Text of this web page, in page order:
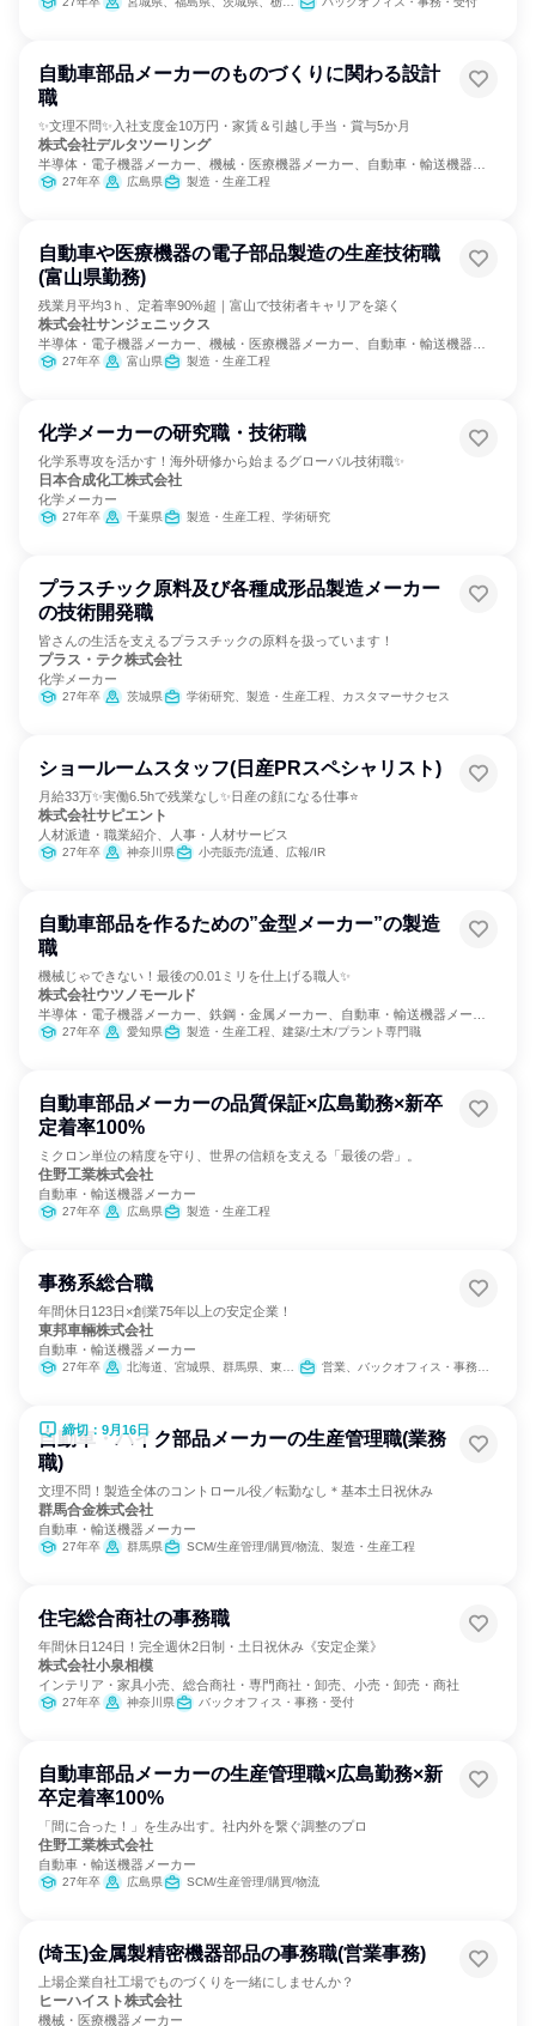
自動車部品メーカーのものづくりに関わる設計
職
✨文理不問✨入社支度金10万円・家賃＆引越し手当・賞与5か月
株式会社デルタツーリング
半導体・電子機器メーカー、機械・医療機器メーカー、自動車・輸送機器メ
ーカー27年卒 広島県 製造・生産工程
自動車や医療機器の電子部品製造の生産技術職
(富山県勤務)
残業月平均3ｈ、定着率90%超｜富山で技術者キャリアを築く
株式会社サンジェニックス
半導体・電子機器メーカー、機械・医療機器メーカー、自動車・輸送機器メ
ーカー27年卒 富山県 製造・生産工程
化学メーカーの研究職・技術職
化学系専攻を活かす！海外研修から始まるグローバル技術職✨
日本合成化工株式会社
化学メーカー
27年卒 千葉県 製造・生産工程、学術研究
プラスチック原料及び各種成形品製造メーカー
の技術開発職
皆さんの生活を支えるプラスチックの原料を扱っています！
プラス・テク株式会社
化学メーカー
27年卒 茨城県 学術研究、製造・生産工程、カスタマーサクセス
ショールームスタッフ(日産PRスペシャリスト)
月給33万✨実働6.5hで残業なし✨日産の顔になる仕事⭐
株式会社サピエント
人材派遣・職業紹介、人事・人材サービス
27年卒 神奈川県 小売販売/流通、広報/IR
自動車部品を作るための”金型メーカー”の製造
職
機械じゃできない！最後の0.01ミリを仕上げる職人✨
株式会社ウツノモールド
半導体・電子機器メーカー、鉄鋼・金属メーカー、自動車・輸送機器メーカ
ー
27年卒 愛知県 製造・生産工程、建築/土木/プラント専門職
自動車部品メーカーの品質保証×広島勤務×新卒
定着率100%
ミクロン単位の精度を守り、世界の信頼を支える「最後の砦」。
住野工業株式会社
自動車・輸送機器メーカー
27年卒 広島県 製造・生産工程
事務系総合職
年間休日123日×創業75年以上の安定企業！
東邦車輛株式会社
自動車・輸送機器メーカー
27年卒 北海道、宮城県、群馬県、東京都、神奈川県、愛知県、兵庫県、広島県、福岡県 営業、バックオフィス・事務・受付、IT
締切：9月16日
自動車・バイク部品メーカーの生産管理職(業務
職)
文理不問！製造全体のコントロール役／転勤なし＊基本土日祝休み
群馬合金株式会社
自動車・輸送機器メーカー
27年卒 群馬県 SCM/生産管理/購買/物流、製造・生産工程
住宅総合商社の事務職
年間休日124日！完全週休2日制・土日祝休み《安定企業》
株式会社小泉相模
インテリア・家具小売、総合商社・専門商社・卸売、小売・卸売・商社
27年卒 神奈川県 バックオフィス・事務・受付
自動車部品メーカーの生産管理職×広島勤務×新
卒定着率100%
「間に合った！」を生み出す。社内外を繋ぐ調整のプロ
住野工業株式会社
自動車・輸送機器メーカー
27年卒 広島県 SCM/生産管理/購買/物流
(埼玉)金属製精密機器部品の事務職(営業事務)
上場企業自社工場でものづくりを一緒にしませんか？
ヒーハイスト株式会社
機械・医療機器メーカー